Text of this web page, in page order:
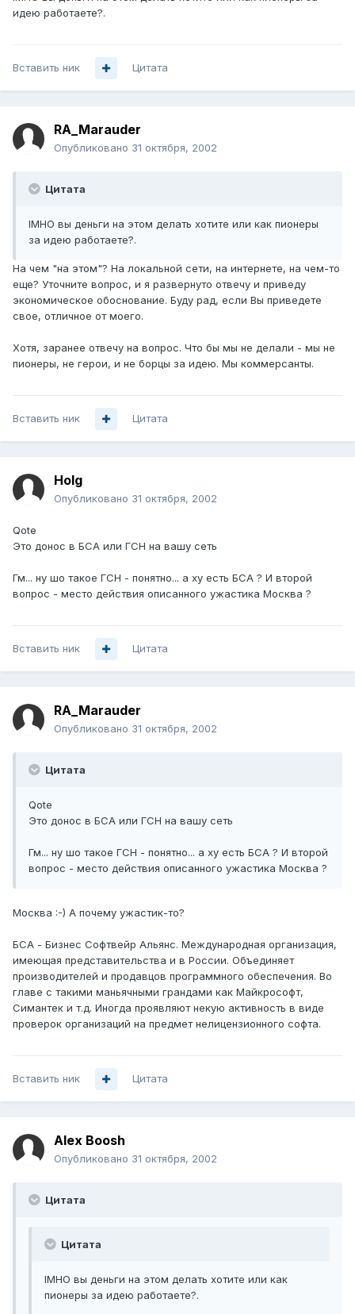
идею работаете?.
Вставить ник Цитата
RA_Marauder
Опубликовано 31 октября, 2002
Цитата
IMHO вы деньги на этом делать хотите или как пионеры
за идею работаете?.
На чем "на этом"? На локальной сети, на интернете, на чем-то
еще? Уточните вопрос, и я развернуто отвечу и приведу
экономическое обоснование. Буду рад, если Вы приведете
свое, отличное от моего.
Хотя, заранее отвечу на вопрос. Что бы мы не делали - мы не
пионеры, не герои, и не борцы за идею. Мы коммерсанты.
Вставить ник Цитата
Holg
Опубликовано 31 октября, 2002
Qote
Это донос в БСА или ГСН на вашу сеть
Гм... ну шо такое ГСН - понятно... а ху есть БСА ? И второй
вопрос - место действия описанного ужастика Москва ?
Вставить ник Цитата
RA_Marauder
Опубликовано 31 октября, 2002
Цитата
Qote
Это донос в БСА или ГСН на вашу сеть
Гм... ну шо такое ГСН - понятно... а ху есть БСА ? И второй
вопрос - место действия описанного ужастика Москва ?
Москва :-) А почему ужастик-то?
БСА - Бизнес Софтвейр Альянс. Международная организация,
имеющая представительства и в России. Объединяет
производителей и продавцов программного обеспечения. Во
главе с такими маньячными грандами как Майкрософт,
Симантек и т.д. Иногда проявляют некую активность в виде
проверок организаций на предмет нелицензионного софта.
Вставить ник Цитата
Alex Boosh
Опубликовано 31 октября, 2002
Цитата
Цитата
IMHO вы деньги на этом делать хотите или как
пионеры за идею работаете?.